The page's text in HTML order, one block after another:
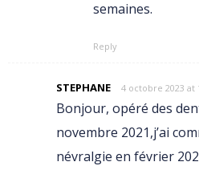
semaines.
Reply
STEPHANE 4 octobre 2023 at
Bonjour, opéré des
novembre 2021,j’ai
névralgie en février